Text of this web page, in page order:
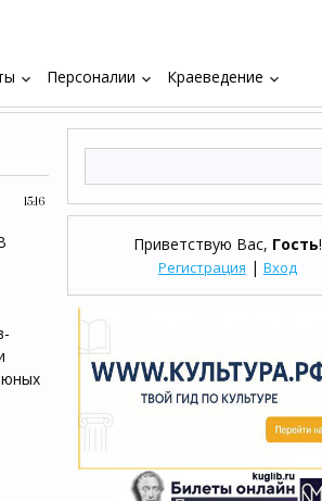
keyboard_arrow_down Персоналии keyboard_arrow_down Краеведение keyboard_arrow_down
Приветствую Вас, Гость!
Регистрация | Вход
15:16
юных